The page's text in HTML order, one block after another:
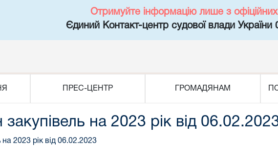
Отримуйте інформацію лише з
Єдиний Контакт-центр судової влади
ПРЕС-ЦЕНТР ГРОМАДЯНАМ
закупівель на 2023 рік від
на 2023 рік від 06.02.2023